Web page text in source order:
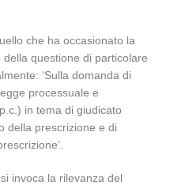
che ha occasionato la
questione di particolare
‘Sulla domanda di
processuale e
in tema di giudicato
della prescrizione e di
invoca la rilevanza del